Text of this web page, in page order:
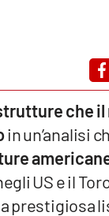
che
in un’analisi
US e il
prestigiosa